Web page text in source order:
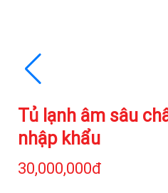
Tủ lạnh âm sâu
nhập khẩu
30,000,000đ